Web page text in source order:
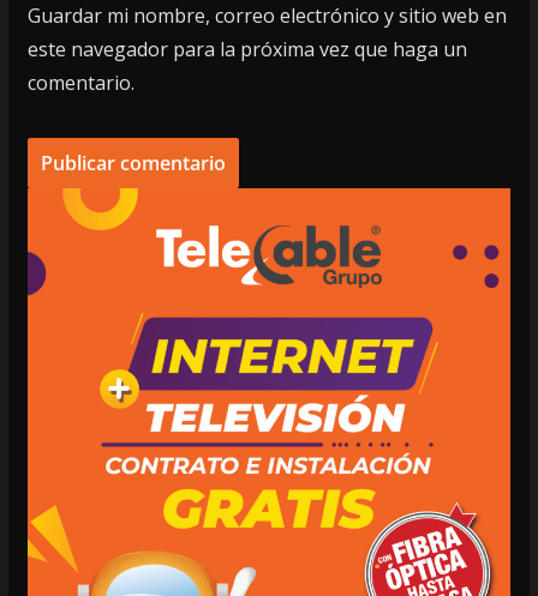
Guardar mi nombre, correo electrónico y sitio web en
este navegador para la próxima vez que haga un
comentario.